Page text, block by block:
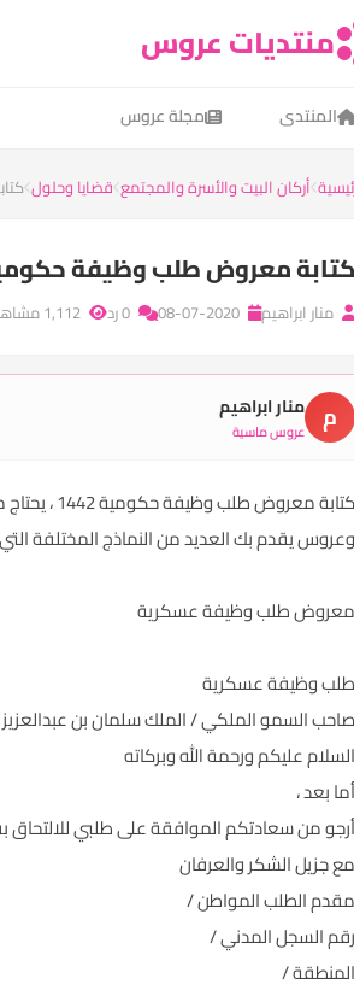
منتديات عروس
المنتدى مجلة عروس
أركان البيت والأسرة والمجتمع قضايا وحلول
كتابة معروض طلب وظيفة حكومية
منار ابراهيم
م منار ابراهيم
عروس ماسية
كتابة
وعروس يقدم بك العديد من النماذج المختلفة التي
معروض طلب وظيفة عسكرية
طلب وظيفة عسكرية
صاحب السمو الملكي / الملك سلمان بن
السلام عليكم ورحمة الله وبركاته
أما بعد ،
أرجو من سعادتكم الموافقة على طلبي للالتحاق
مع جزيل الشكر والعرفان
مقدم الطلب المواطن /
رقم السجل المدني /
المنطقة /